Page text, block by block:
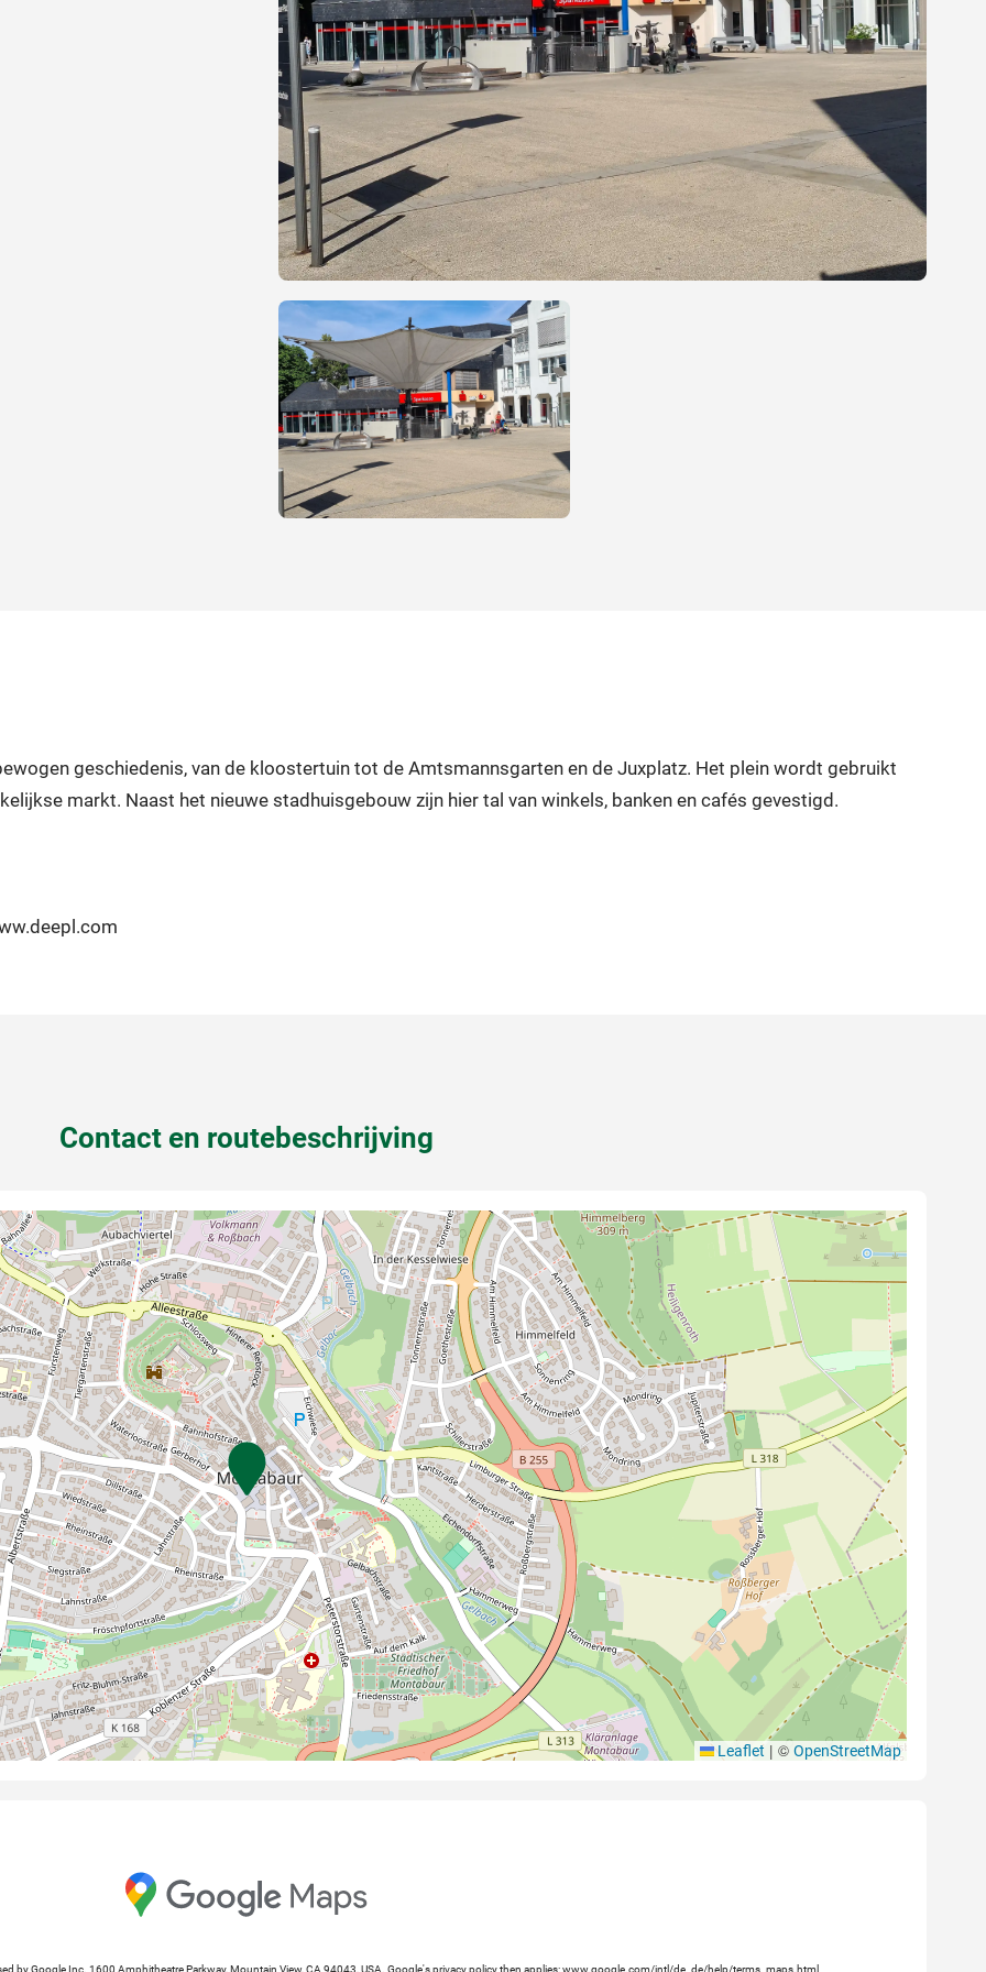
geschiedenis, van de kloostertuin tot de Amtsmannsgarten en de Juxplatz. Het plein wordt gebruikt
markt. Naast het nieuwe stadhuisgebouw zijn hier tal van winkels, banken en cafés gevestigd.
Contact en routebeschrijving
Leaflet | ©OpenStreetMap
by Google Inc. 1600 Amphitheatre Parkway, Mountain View, CA 94043, USA. Google's privacy policy then applies: www.google.com/intl/de_de/help/terms_maps.html